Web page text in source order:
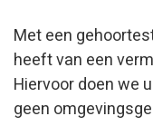
Met een
heeft van een
Hiervoor doen we
geen